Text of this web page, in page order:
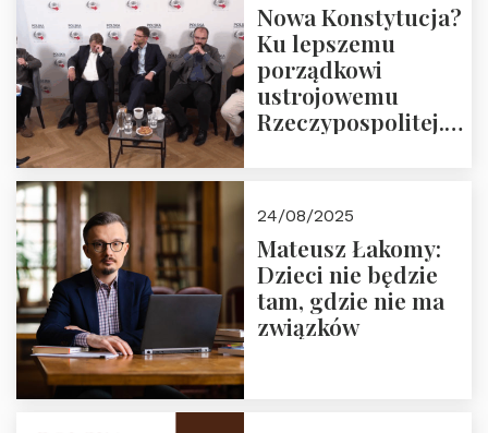
Nowa Konstytucja?
Ku lepszemu
porządkowi
ustrojowemu
Rzeczypospolitej.
24/08/2025
Mateusz Łakomy:
Dzieci nie będzie
tam, gdzie nie ma
związków